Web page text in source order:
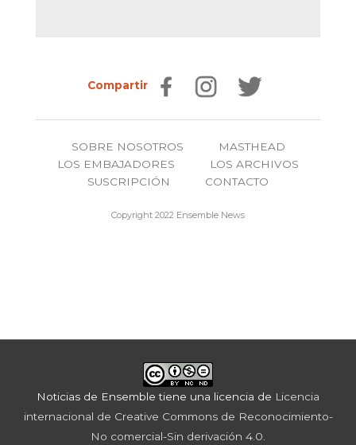
Compartir
SOBRE NOSOTROS
MASTHEAD
LOS EMBAJADORES
LOS ARCHIVOS
SUSCRIPCIÓN
CONTACTO
Copyright 2022 Ensemble News
Noticias de Ensemble tiene una licencia de Licencia
internacional de Creative Commons de Reconocimiento-
No comercial-Sin derivación 4.0